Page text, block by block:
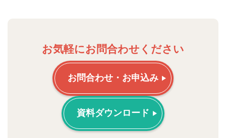
お気軽にお問合わせください
お問合わせ・お申込み
資料ダウンロード